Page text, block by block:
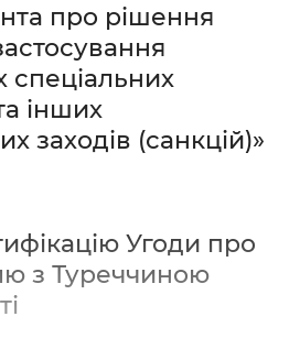
про рішення
спеціальних
інших
заходів (санкцій)»
Угоди про
з Туреччиною